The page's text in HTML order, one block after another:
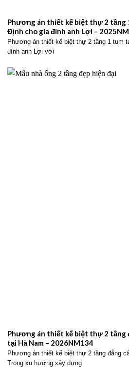
Phương án thiết kế biệt thự 2 tầng
Định cho gia đình anh Lợi –
Phương án thiết kế biệt thự 2 tầng 1 tum
đình anh Lợi với
Phương án thiết kế biệt thự 2 tầng
tại Hà Nam – 2026NM134
Phương án thiết kế biệt thự 2 tầng đẳng
Trong xu hướng xây dựng